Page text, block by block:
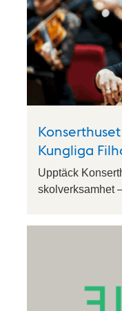
Kungliga
Upptäck
skolverksamhet